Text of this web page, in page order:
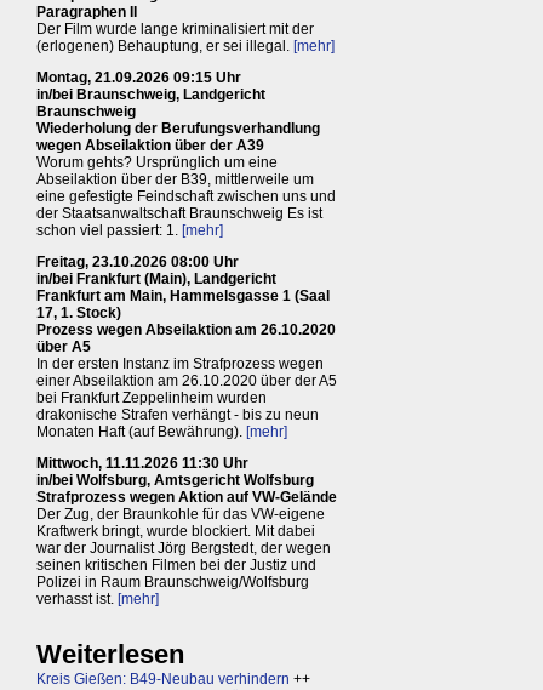
Paragraphen II
Der Film wurde lange kriminalisiert mit der
(erlogenen) Behauptung, er sei illegal. [mehr]
Montag, 21.09.2026 09:15 Uhr
in/bei Braunschweig, Landgericht
Braunschweig
Wiederholung der Berufungsverhandlung
wegen Abseilaktion über der A39
Worum gehts? Ursprünglich um eine
Abseilaktion über der B39, mittlerweile um
eine gefestigte Feindschaft zwischen uns und
der Staatsanwaltschaft Braunschweig Es ist
schon viel passiert: 1. [mehr]
Freitag, 23.10.2026 08:00 Uhr
in/bei Frankfurt (Main), Landgericht
Frankfurt am Main, Hammelsgasse 1 (Saal
17, 1. Stock)
Prozess wegen Abseilaktion am 26.10.2020
über A5
In der ersten Instanz im Strafprozess wegen
einer Abseilaktion am 26.10.2020 über der A5
bei Frankfurt Zeppelinheim wurden
drakonische Strafen verhängt - bis zu neun
Monaten Haft (auf Bewährung). [mehr]
Mittwoch, 11.11.2026 11:30 Uhr
in/bei Wolfsburg, Amtsgericht Wolfsburg
Strafprozess wegen Aktion auf VW-Gelände
Der Zug, der Braunkohle für das VW-eigene
Kraftwerk bringt, wurde blockiert. Mit dabei
war der Journalist Jörg Bergstedt, der wegen
seinen kritischen Filmen bei der Justiz und
Polizei in Raum Braunschweig/Wolfsburg
verhasst ist. [mehr]
Weiterlesen
Kreis Gießen: B49-Neubau verhindern ++